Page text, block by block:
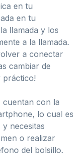
en tu
en tu
llamada y los
a la llamada.
a conectar
cambiar de
práctico!
cuentan con la
lo cual es
necesitas
o realizar
del bolsillo.